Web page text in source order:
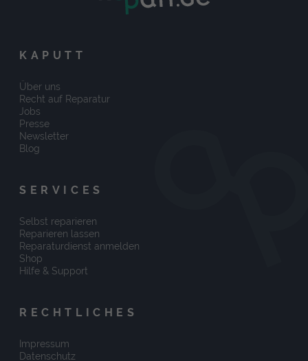
KAPUTT
Über uns
Recht auf Reparatur
Jobs
Presse
Newsletter
Blog
SERVICES
Selbst reparieren
Reparieren lassen
Reparaturdienst anmelden
Shop
Hilfe & Support
RECHTLICHES
Impressum
Datenschutz